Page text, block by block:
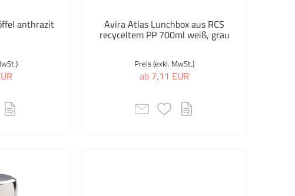
Neue Artikel 2022
Picknick
Saisonartikel
anthrazit Avira Atlas Lunchbox aus RCS
recyceltem PP 700ml weiß, grau
Preis (exkl. MwSt.)
ab 7,11 EUR